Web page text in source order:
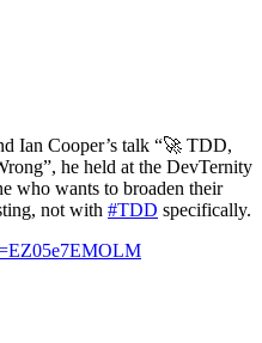
Ian Cooper’s talk “🚀 TDD,
he held at the DevTernity
who wants to broaden their
not with #TDD specifically.